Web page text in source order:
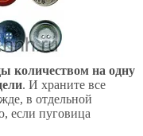
количеством на одну
. И храните все
в отдельной
если пуговица